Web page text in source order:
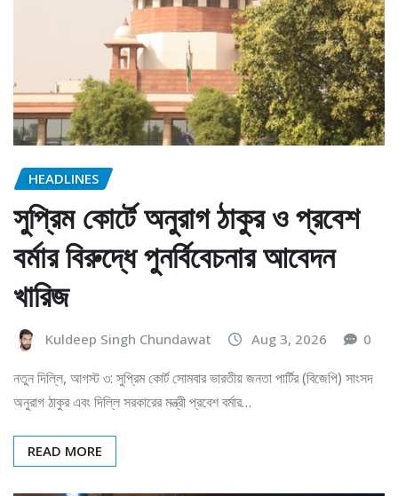
HEADLINES
সুপ্রিম কোর্টে অনুরাগ ঠাকুর ও প্রবেশ
বর্মার বিরুদ্ধে পুনর্বিবেচনার আবেদন
খারিজ
Kuldeep Singh Chundawat Aug 3, 2026 0
নতুন দিল্লি, আগস্ট ৩: সুপ্রিম কোর্ট সোমবার ভারতীয় জনতা পার্টির (বিজেপি) সাংসদ
অনুরাগ ঠাকুর এবং দিল্লি সরকারের মন্ত্রী প্রবেশ বর্মার…
READ MORE